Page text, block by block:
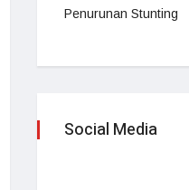
Penurunan Stunting
Social Media